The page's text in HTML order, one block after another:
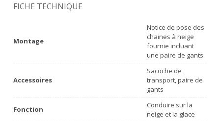
FICHE TECHNIQUE
Montage
Notice de pose des
chaines à neige
fournie incluant
une paire de gants.
Accessoires
Sacoche de
transport, paire de
gants
Fonction
Conduire sur la
neige et la glace